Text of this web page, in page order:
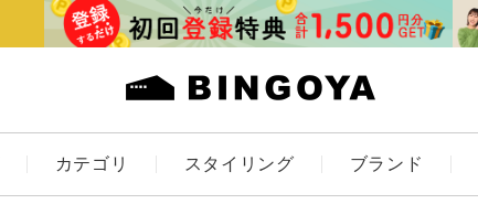
カテゴリ スタイリング ブランド